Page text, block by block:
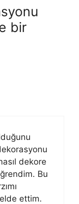
bir
dekore
Bu
ettim.